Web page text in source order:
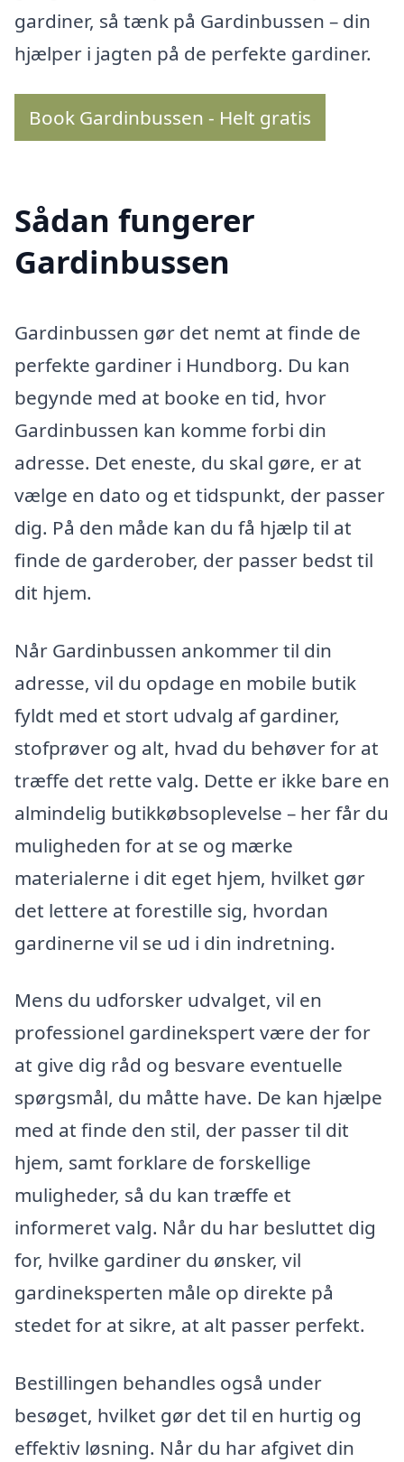
gardiner, så tænk på Gardinbussen – din
hjælper i jagten på de perfekte gardiner.
Book Gardinbussen - Helt gratis
Sådan fungerer
Gardinbussen
Gardinbussen gør det nemt at finde de
perfekte gardiner i Hundborg. Du kan
begynde med at booke en tid, hvor
Gardinbussen kan komme forbi din
adresse. Det eneste, du skal gøre, er at
vælge en dato og et tidspunkt, der passer
dig. På den måde kan du få hjælp til at
finde de garderober, der passer bedst til
dit hjem.
Når Gardinbussen ankommer til din
adresse, vil du opdage en mobile butik
fyldt med et stort udvalg af gardiner,
stofprøver og alt, hvad du behøver for at
træffe det rette valg. Dette er ikke bare en
almindelig butikkøbsoplevelse – her får du
muligheden for at se og mærke
materialerne i dit eget hjem, hvilket gør
det lettere at forestille sig, hvordan
gardinerne vil se ud i din indretning.
Mens du udforsker udvalget, vil en
professionel gardinekspert være der for
at give dig råd og besvare eventuelle
spørgsmål, du måtte have. De kan hjælpe
med at finde den stil, der passer til dit
hjem, samt forklare de forskellige
muligheder, så du kan træffe et
informeret valg. Når du har besluttet dig
for, hvilke gardiner du ønsker, vil
gardineksperten måle op direkte på
stedet for at sikre, at alt passer perfekt.
Bestillingen behandles også under
besøget, hvilket gør det til en hurtig og
effektiv løsning. Når du har afgivet din